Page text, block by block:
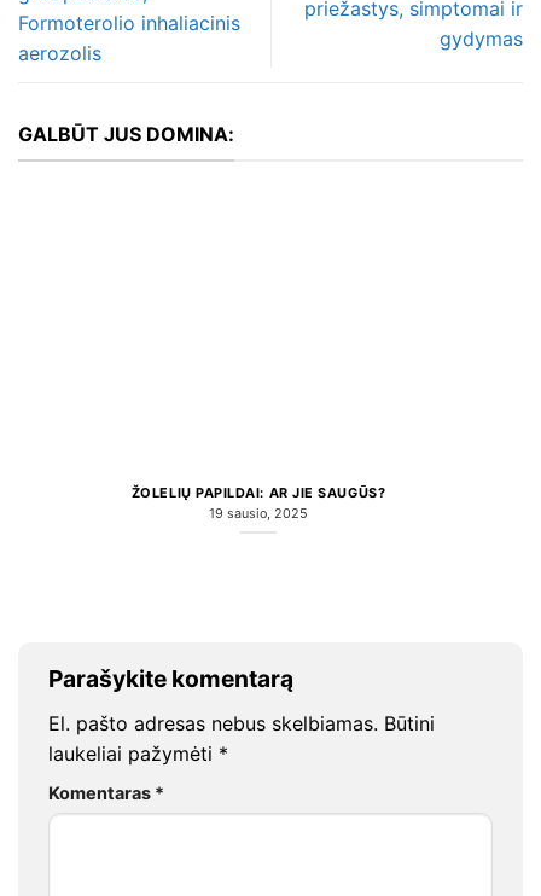
Formoterolio inhaliacinis
aerozolis
priežastys, simptomai ir
gydymas
GALBŪT JUS DOMINA:
ŽOLELIŲ PAPILDAI: AR JIE SAUGŪS?
19 sausio, 2025
Parašykite komentarą
El. pašto adresas nebus skelbiamas. Būtini
laukeliai pažymėti *
Komentaras *